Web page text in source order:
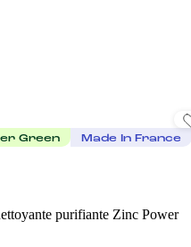
Green Made In France
purifiante Zinc Power